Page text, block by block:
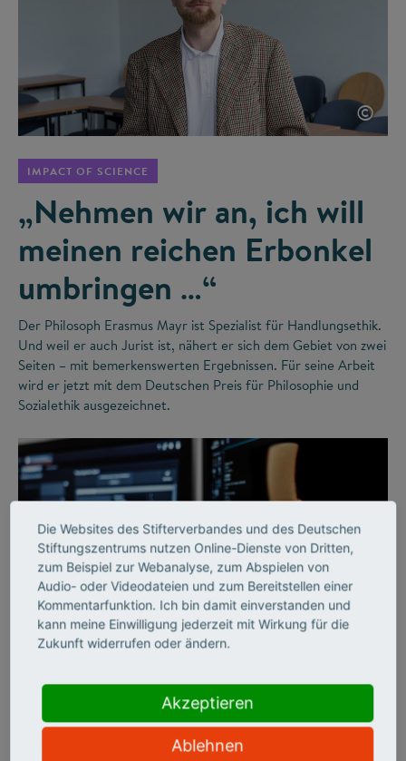
©
IMPACT OF SCIENCE
„Nehmen wir an, ich will
meinen reichen Erbonkel
umbringen …“
Der Philosoph Erasmus Mayr ist Spezialist für Handlungsethik.
Und weil er auch Jurist ist, nähert er sich dem Gebiet von zwei
Seiten – mit bemerkenswerten Ergebnissen. Für seine Arbeit
wird er jetzt mit dem Deutschen Preis für Philosophie und
Sozialethik ausgezeichnet.
IMPACT OF SCIENCE
Revolutionäre Einblicke
Die Websites des Stifterverbandes und des Deutschen
Stiftungszentrums nutzen Online-Dienste von Dritten,
zum Beispiel zur Webanalyse, zum Abspielen von
Audio- oder Videodateien und zum Bereitstellen einer
Kommentarfunktion. Ich bin damit einverstanden und
kann meine Einwilligung jederzeit mit Wirkung für die
Zukunft widerrufen oder ändern.
Akzeptieren
Ablehnen